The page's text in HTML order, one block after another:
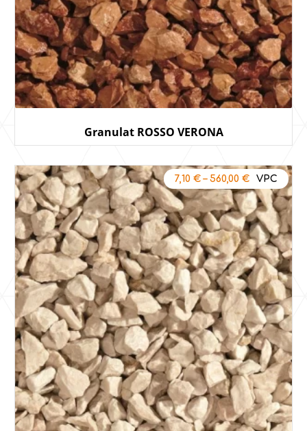
Granulat ROSSO VERONA
7,10 €– 560,00 €